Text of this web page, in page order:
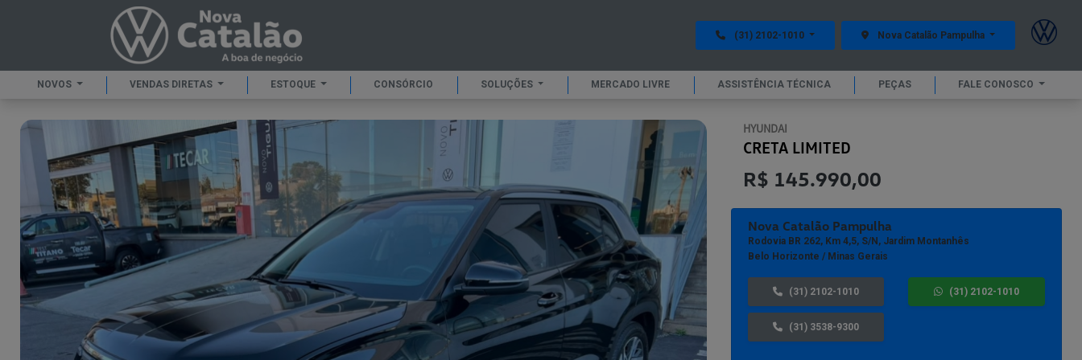
(31) 2102-1010 Nova Catalão Pampulha
NOVOS VENDAS DIRETAS ESTOQUE CONSÓRCIO SOLUÇÕES MERCADO LIVRE ASSISTÊNCIA TÉCNICA PEÇAS FALE CONOSCO
HYUNDAI
CRETA LIMITED
R$ 145.990,00
Nova Catalão Pampulha
Rodovia BR 262, Km 4,5, S/n, Jardim Montanhês
Belo Horizonte / Minas Gerais
(31) 2102-1010 (31) 2102-1010
(31) 3538-9300